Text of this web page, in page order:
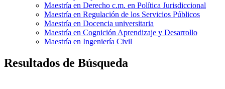
Maestría en Derecho c.m. en Política Jurisdiccional
Maestría en Regulación de los Servicios Públicos
Maestría en Docencia universitaria
Maestría en Cognición Aprendizaje y Desarrollo
Maestría en Ingeniería Civil
Resultados de Búsqueda